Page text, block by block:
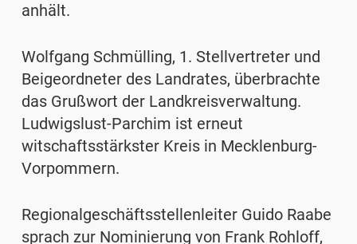
anhält.
Wolfgang Schmülling, 1. Stellvertreter und
Beigeordneter des Landrates, überbrachte
das Grußwort der Landkreisverwaltung.
Ludwigslust-Parchim ist erneut
witschaftsstärkster Kreis in Mecklenburg-
Vorpommern.
Regionalgeschäftsstellenleiter Guido Raabe
sprach zur Nominierung von Frank Rohloff,